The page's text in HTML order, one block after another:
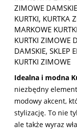
12-
05
ZIMOWE DAMSKIE
KURTKI, KURTKA
MARKOWE
KURTKI ZIMOWE
DAMSKIE, SKLEP
KURTKI ZIMOWE
Idealna i modna
niezbędny
modowy akcent,
stylizację. To nie
ale także wyraz